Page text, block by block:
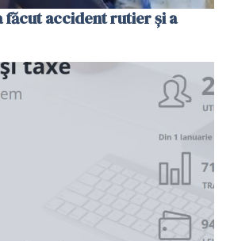
făcut accident rutier și a